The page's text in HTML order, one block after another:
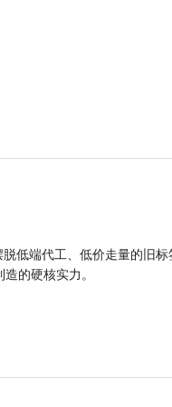
低端代工、低价走量的旧
的硬核实力。